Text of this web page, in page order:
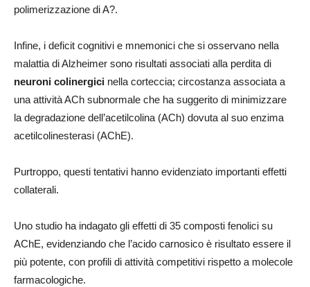
polimerizzazione di A?.
Infine, i deficit cognitivi e mnemonici che si osservano nella
malattia di Alzheimer sono risultati associati alla perdita di
neuroni colinergici nella corteccia; circostanza associata a
una attività ACh subnormale che ha suggerito di minimizzare
la degradazione dell’acetilcolina (ACh) dovuta al suo enzima
acetilcolinesterasi (AChE).
Purtroppo, questi tentativi hanno evidenziato importanti effetti
collaterali.
Uno studio ha indagato gli effetti di 35 composti fenolici su
AChE, evidenziando che l’acido carnosico è risultato essere il
più potente, con profili di attività competitivi rispetto a molecole
farmacologiche.